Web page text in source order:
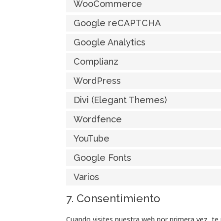
WooCommerce
Google reCAPTCHA
Google Analytics
Complianz
WordPress
Divi (Elegant Themes)
Wordfence
YouTube
Google Fonts
Varios
7. Consentimiento
Cuando visites nuestra web por primera vez,